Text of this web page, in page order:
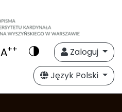
A++
Zaloguj
Język Polski